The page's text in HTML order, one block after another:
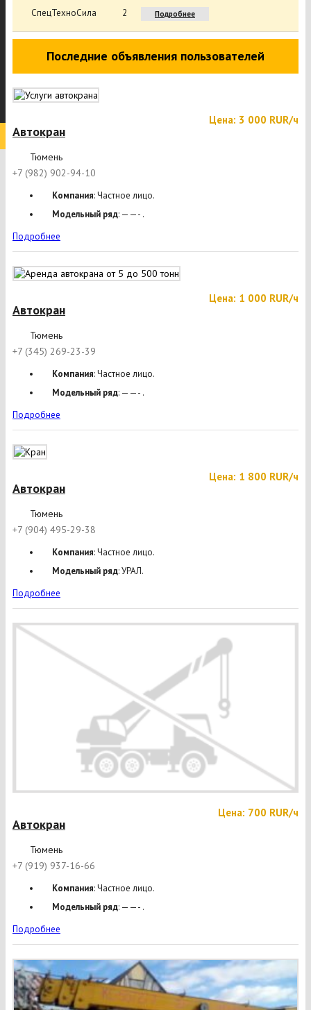
СпецТехноСила
2 Подробнее
Последние объявления пользователей
Автокран
Цена: 3 000 RUR/ч
Тюмень
+7 (982) 902-94-10
Компания: Частное лицо.
Модельный ряд: ——- .
Подробнее
Автокран
Цена: 1 000 RUR/ч
Тюмень
+7 (345) 269-23-39
Компания: Частное лицо.
Модельный ряд: ——- .
Подробнее
Автокран
Цена: 1 800 RUR/ч
Тюмень
+7 (904) 495-29-38
Компания: Частное лицо.
Модельный ряд: УРАЛ.
Подробнее
Автокран
Цена: 700 RUR/ч
Тюмень
+7 (919) 937-16-66
Компания: Частное лицо.
Модельный ряд: ——- .
Подробнее